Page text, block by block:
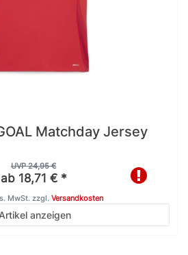
Matchday Jersey
UVP 24,95 €
ab 18,71 € *
Artikel anzeigen
MwSt.zzgl. Versandkosten